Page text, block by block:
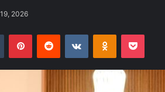
2026
Tumblr PinterestReddit VKontakteOdnoklassniki
Pocket